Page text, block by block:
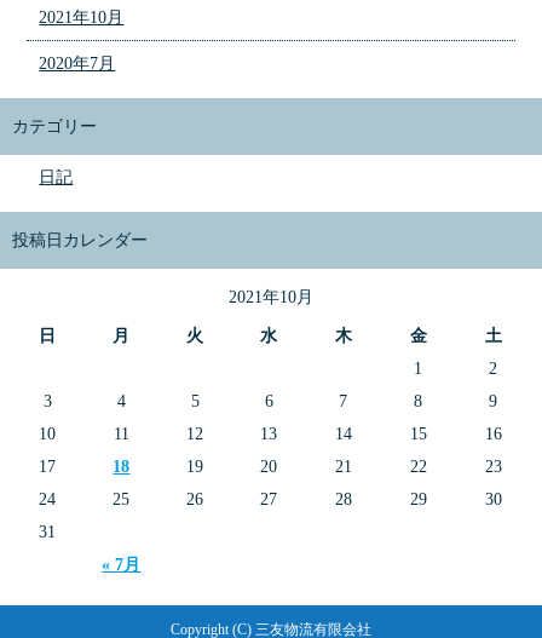
2021年10月
2020年7月
カテゴリー
日記
投稿日カレンダー
2021年10月
日 月 火 水 木 金 土
« 7月
1
2
3
4 5 6 7 8
9
10
11 12 13 14 15
16
17
18 19 20 21 22
23
24
25 26 27 28 29
30
31
Copyright (C) 三友物流有限会社